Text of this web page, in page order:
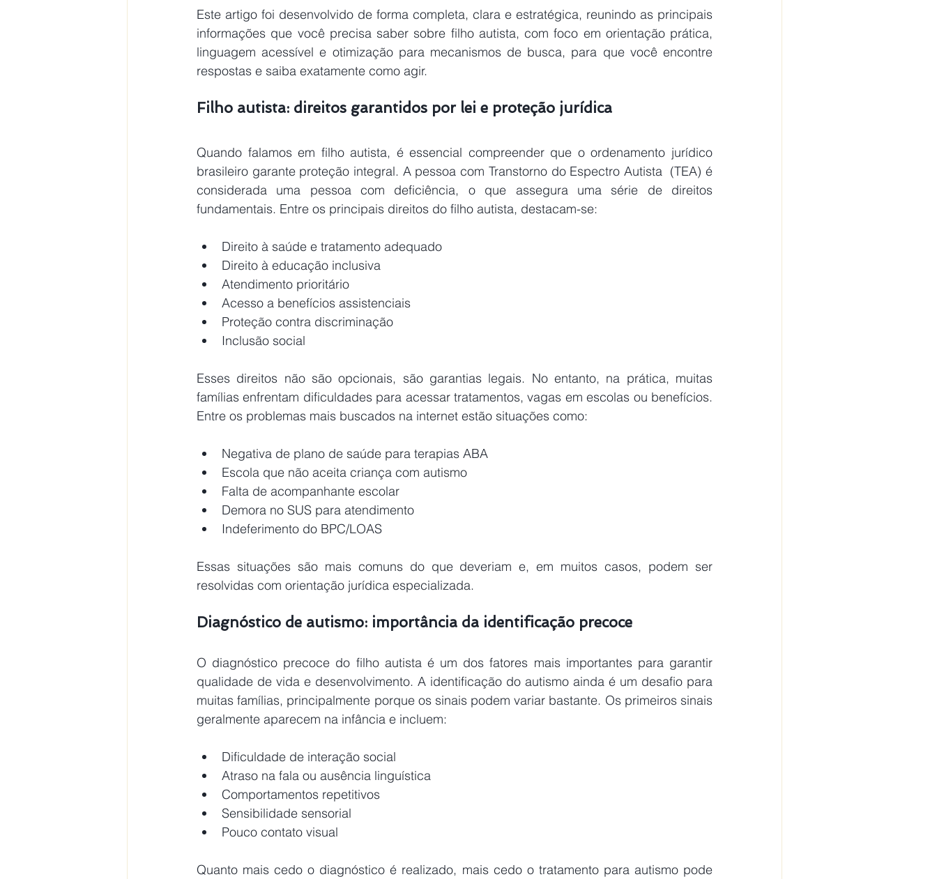
Este artigo foi desenvolvido de forma completa, clara e estratégica, reunindo as principais
informações que você precisa saber sobre filho autista, com foco em orientação prática,
linguagem acessível e otimização para mecanismos de busca, para que você encontre
respostas e saiba exatamente como agir.
Filho autista: direitos garantidos por lei e proteção jurídica
Quando falamos em filho autista, é essencial compreender que o ordenamento jurídico
brasileiro garante proteção integral. A pessoa com Transtorno do Espectro Autista  (TEA) é
considerada uma pessoa com deficiência, o que assegura uma série de direitos
fundamentais. Entre os principais direitos do filho autista, destacam-se:
Direito à saúde e tratamento adequado
Direito à educação inclusiva
Atendimento prioritário
Acesso a benefícios assistenciais
Proteção contra discriminação
Inclusão social
Esses direitos não são opcionais, são garantias legais. No entanto, na prática, muitas
famílias enfrentam dificuldades para acessar tratamentos, vagas em escolas ou benefícios.
Entre os problemas mais buscados na internet estão situações como:
Negativa de plano de saúde para terapias ABA
Escola que não aceita criança com autismo
Falta de acompanhante escolar
Demora no SUS para atendimento
Indeferimento do BPC/LOAS
Essas situações são mais comuns do que deveriam e, em muitos casos, podem ser
resolvidas com orientação jurídica especializada.
Diagnóstico de autismo: importância da identificação precoce
O diagnóstico precoce do filho autista é um dos fatores mais importantes para garantir
qualidade de vida e desenvolvimento. A identificação do autismo ainda é um desafio para
muitas famílias, principalmente porque os sinais podem variar bastante. Os primeiros sinais
geralmente aparecem na infância e incluem:
Dificuldade de interação social
Atraso na fala ou ausência linguística
Comportamentos repetitivos
Sensibilidade sensorial
Pouco contato visual
Quanto mais cedo o diagnóstico é realizado, mais cedo o tratamento para autismo pode